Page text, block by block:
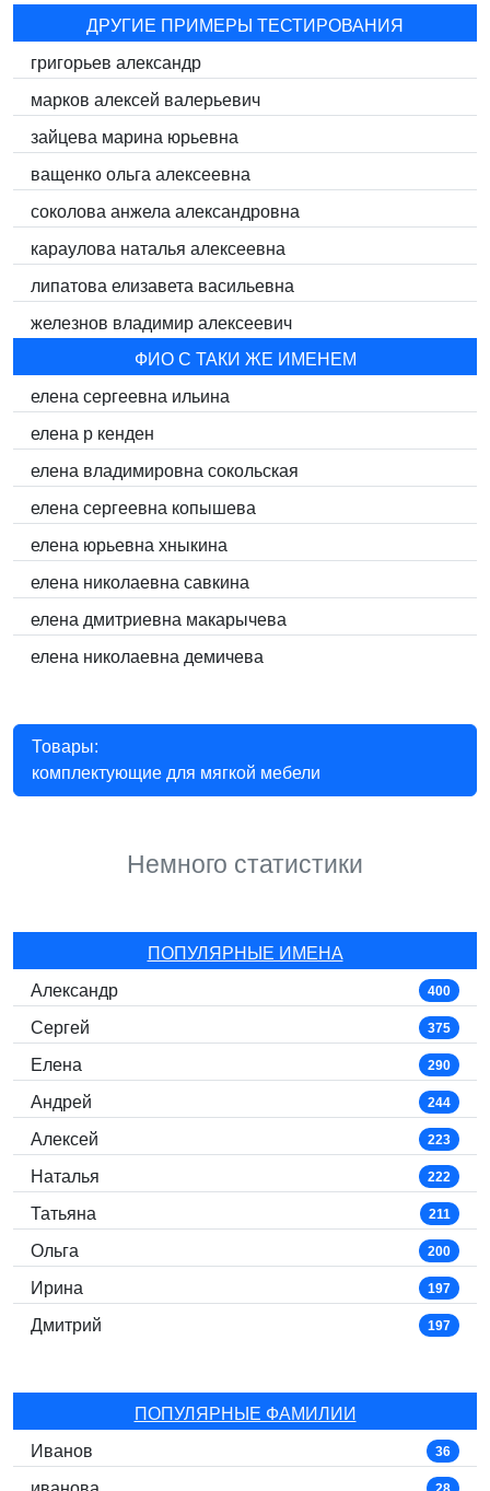
ДРУГИЕ ПРИМЕРЫ ТЕСТИРОВАНИЯ
григорьев александр
марков алексей валерьевич
зайцева марина юрьевна
ващенко ольга алексеевна
соколова анжела александровна
караулова наталья алексеевна
липатова елизавета васильевна
железнов владимир алексеевич
ФИО С ТАКИ ЖЕ ИМЕНЕМ
елена сергеевна ильина
елена p кенден
елена владимировна сокольская
елена сергеевна копышева
елена юрьевна хныкина
елена николаевна савкина
елена дмитриевна макарычева
елена николаевна демичева
Товары:
комплектующие для мягкой мебели
Немного статистики
ПОПУЛЯРНЫЕ ИМЕНА
Александр
400
Сергей 375
Елена 290
Андрей 244
Алексей 223
Наталья 222
Татьяна 211
Ольга 200
Ирина 197
Дмитрий 197
ПОПУЛЯРНЫЕ ФАМИЛИИ
Иванов
36